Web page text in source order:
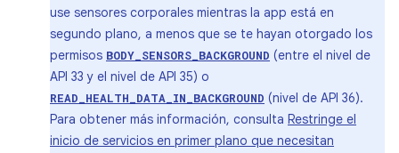
use sensores corporales mientras la app está en
segundo plano, a menos que se te hayan otorgado los
permisos BODY_SENSORS_BACKGROUND (entre el nivel de
API 33 y el nivel de API 35) o
READ_HEALTH_DATA_IN_BACKGROUND (nivel de API 36).
Para obtener más información, consulta Restringe el
inicio de servicios en primer plano que necesitan